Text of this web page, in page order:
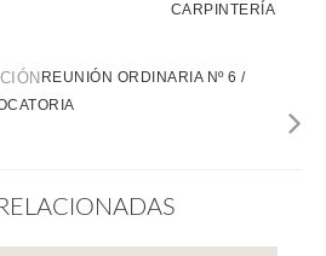
CARPINTERÍA
REUNIÓN ORDINARIA Nº 6 /